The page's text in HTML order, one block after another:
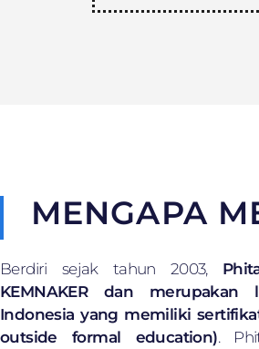
MENGAPA
Berdiri sejak tahun 2003,
KEMNAKER dan
Indonesia yang memiliki
outside formal education).